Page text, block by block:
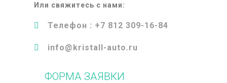
Или свяжитесь с нами:
Телефон : +7 812 309-16-84
info@kristall-auto.ru
ФОРМА ЗАЯВКИ